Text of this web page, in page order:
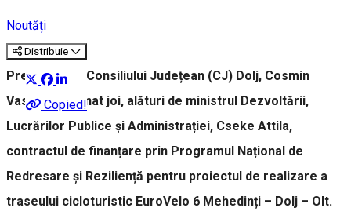
Noutăți
Distribuie
Copied!
Președintele Consiliului Județean (CJ) Dolj, Cosmin
Vasile, a semnat joi, alături de ministrul Dezvoltării,
Lucrărilor Publice și Administrației, Cseke Attila,
contractul de finanțare prin Programul Național de
Redresare și Reziliență pentru proiectul de realizare a
traseului cicloturistic EuroVelo 6 Mehedinți – Dolj – Olt.